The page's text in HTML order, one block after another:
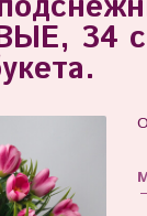
34